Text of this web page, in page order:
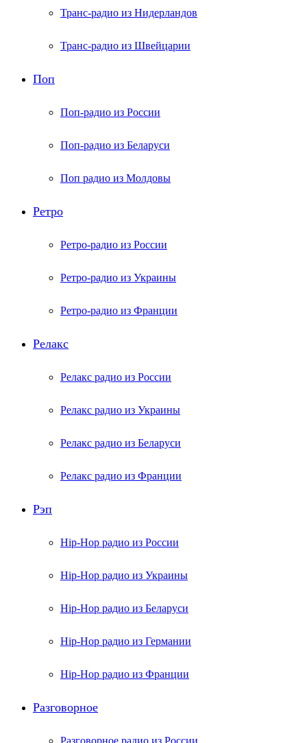
Транс-радио из Нидерландов
Транс-радио из Швейцарии
Поп
Поп-радио из России
Поп-радио из Беларуси
Поп радио из Молдовы
Ретро
Ретро-радио из России
Ретро-радио из Украины
Ретро-радио из Франции
Релакс
Релакс радио из России
Релакс радио из Украины
Релакс радио из Беларуси
Релакс радио из Франции
Рэп
Hip-Hop радио из России
Hip-Hop радио из Украины
Hip-Hop радио из Беларуси
Hip-Hop радио из Германии
Hip-Hop радио из Франции
Разговорное
Разговорное радио из России